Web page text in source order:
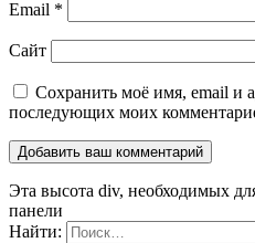
Email *
Сайт
Сохранить моё имя, email и
последующих моих
Эта высота div, необходимых
панели
Найти: